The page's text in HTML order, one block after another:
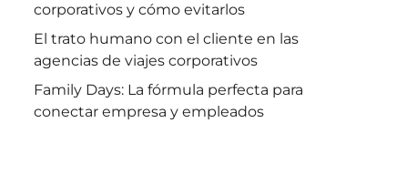
corporativos y cómo evitarlos
El trato humano con el cliente en las
agencias de viajes corporativos
Family Days: La fórmula perfecta para
conectar empresa y empleados